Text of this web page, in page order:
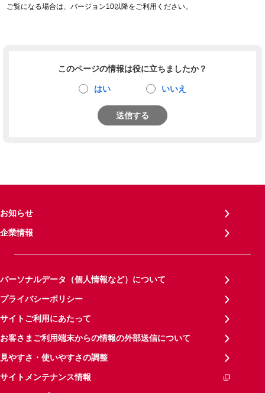
ご覧になる場合は、バージョン10以降をご利用ください。
このページの情報は役に立ちましたか？
はい いいえ
送信する
お知らせ
企業情報
パーソナルデータ（個人情報など）について
プライバシーポリシー
サイトご利用にあたって
お客さまご利用端末からの情報の外部送信について
見やすさ・使いやすさの調整
サイトメンテナンス情報